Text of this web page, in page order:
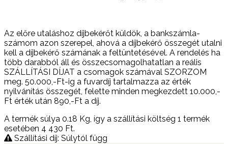
Az előre utaláshoz díjbekérőt küldök, a bankszámla-
számom azon szerepel, ahová a díjbekérő összegét utalni
kell a díjbekérő számának a feltüntetésével. A rendelés ha
több darabból áll és összecsomagolhatatlan a reális
SZÁLLÍTÁSI DÍJAT a csomagok számával SZORZOM
meg. 50.000,-Ft-ig a fuvardíj tartalmazza az érték
nyilvánítás összegét, felette minden megkezdett 10.000,-
Ft érték után 890,-Ft a díj.
A termék súlya 0.18 Kg, így a szállítási költség 1 termék
esetében 4 430 Ft.
Szállítási díj: Súlytól függ